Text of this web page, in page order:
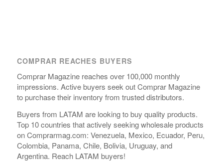
COMPRAR REACHES BUYERS
Comprar Magazine reaches over 100,000 monthly
impressions. Active buyers seek out Comprar Magazine
to purchase their inventory from trusted distributors.
Buyers from LATAM are looking to buy quality products.
Top 10 countries that actively seeking wholesale products
on Comprarmag.com: Venezuela, Mexico, Ecuador, Peru,
Colombia, Panama, Chile, Bolivia, Uruguay, and
Argentina. Reach LATAM buyers!